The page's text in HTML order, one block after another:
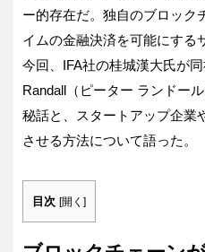
ー的存在だ。独自のブロック
イムの金融決済を可能にする
今回、IFA社の桂城漢大氏が
Randall（ピーター ランドー
秘話と、スタートアップ企業
させる方法について語った。
目次 [開く ]